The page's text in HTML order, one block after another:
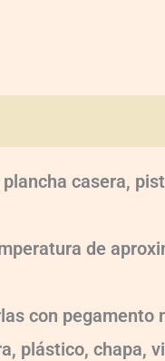
casera,
de
con pegamento
plástico, chapa,